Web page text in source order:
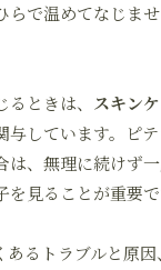
らで温めてなじま
ときは、 スキン
与しています。ピ
、無理に続けず一
見ることが重要で
あるトラブルと原